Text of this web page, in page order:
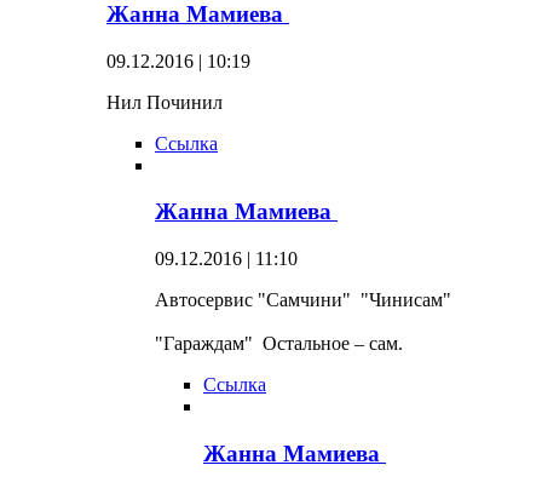
Жанна Мамиева
09.12.2016 | 10:19
Нил Починил
Ссылка
Жанна Мамиева
09.12.2016 | 11:10
Автосервис "Самчини" "Чинисам"
"Гараждам" Остальное – сам.
Ссылка
Жанна Мамиева